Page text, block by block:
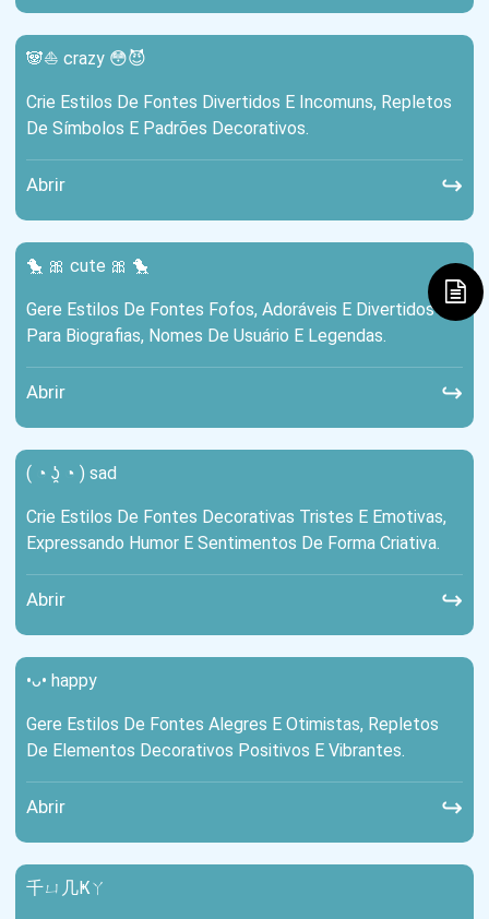
🐼⛵ crazy 😳😈
Crie Estilos De Fontes Divertidos E Incomuns, Repletos
De Símbolos E Padrões Decorativos.
Abrir ↪
🐤 🎀 cute 🎀 🐤
Gere Estilos De Fontes Fofos, Adoráveis ​​e Divertidos
Para Biografias, Nomes De Usuário E Legendas.
Abrir ↪
( ◔ ʖ̯ ◔ ) sad
Crie Estilos De Fontes Decorativas Tristes E Emotivas,
Expressando Humor E Sentimentos De Forma Criativa.
Abrir ↪
•ᴗ• happy
Gere Estilos De Fontes Alegres E Otimistas, Repletos
De Elementos Decorativos Positivos E Vibrantes.
Abrir ↪
千ㄩ几Ҝㄚ